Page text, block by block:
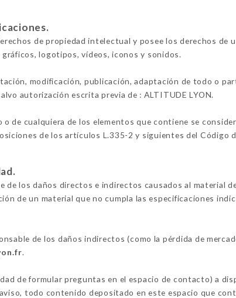
de propiedad intelectual y posee los derechos
logotipos, vídeos, iconos y sonidos.
modificación, publicación, adaptación de todo o
autorización escrita previa de : ALTITUDE LYON.
de cualquiera de los elementos que contiene se
de los artículos L.335-2 y siguientes del Código
de los daños directos e indirectos causados al material
de un material que no cumpla las especificaciones
de los daños indirectos (como la pérdida de
.
de formular preguntas en el espacio de contacto) a
todo contenido depositado en este espacio que